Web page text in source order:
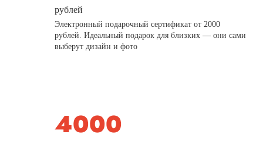
рублей
Электронный подарочный сертификат от 2000
рублей. Идеальный подарок для близких — они сами
выберут дизайн и фото